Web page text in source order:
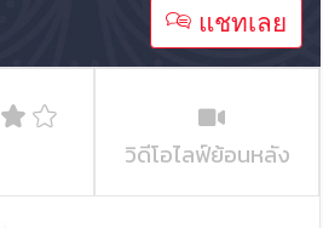
แชทเลย
วิดีโอไลฟ์ย้อนหลัง